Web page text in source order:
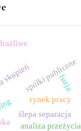
ślepa separacja
spółki publiczne
rynek pracy
analiza przeżycia
fuzja